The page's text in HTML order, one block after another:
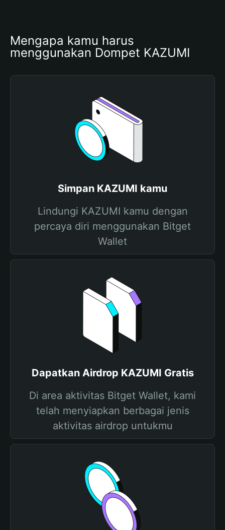
Mengapa kamu harus
menggunakan Dompet KAZUMI
Simpan KAZUMI kamu
Lindungi KAZUMI kamu dengan
percaya diri menggunakan Bitget
Wallet
Dapatkan Airdrop KAZUMI Gratis
Di area aktivitas Bitget Wallet, kami
telah menyiapkan berbagai jenis
aktivitas airdrop untukmu